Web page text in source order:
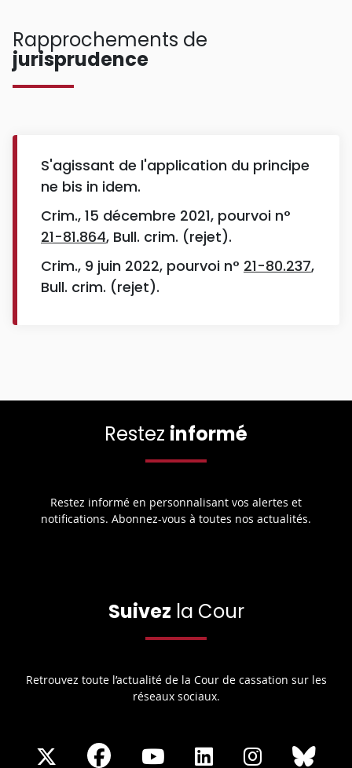
Rapprochements de
jurisprudence
S'agissant de l'application du principe
ne bis in idem.
Crim., 15 décembre 2021, pourvoi n°
21-81.864, Bull. crim. (rejet).
Crim., 9 juin 2022, pourvoi n° 21-80.237,
Bull. crim. (rejet).
Restez informé
Restez informé en personnalisant vos alertes et
notifications. Abonnez-vous à toutes nos actualités.
Suivez la Cour
Retrouvez toute l’actualité de la Cour de cassation sur les
réseaux sociaux.
ShareShare
Share
Share
Share